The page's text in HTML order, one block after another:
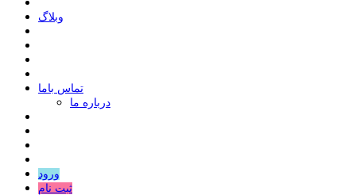
وبلاگ
ﺗﻤﺎﺱ ﺑﺎﻣﺎ
درباره ما
ورود
ثبت نام